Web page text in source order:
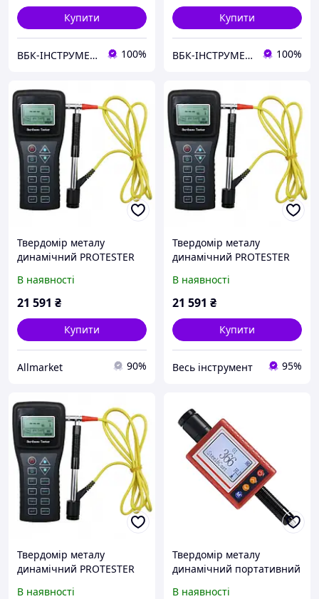
Купити
ВБК-ІНСТРУМЕНТ 100%
Купити
ВБК-ІНСТРУМЕНТ 100%
Твердомір металу
динамічний PROTESTER
В наявності
21 591 ₴
Купити
Allmarket 90%
Твердомір металу
динамічний PROTESTER
В наявності
21 591 ₴
Купити
Весь інструмент 95%
Твердомір металу
динамічний PROTESTER
В наявності
Твердомір металу
динамічний портативний
В наявності